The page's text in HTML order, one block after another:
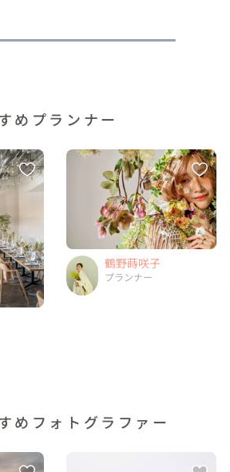
めプランナー
鶴野蒔咲子
プランナー
めフォトグラファー